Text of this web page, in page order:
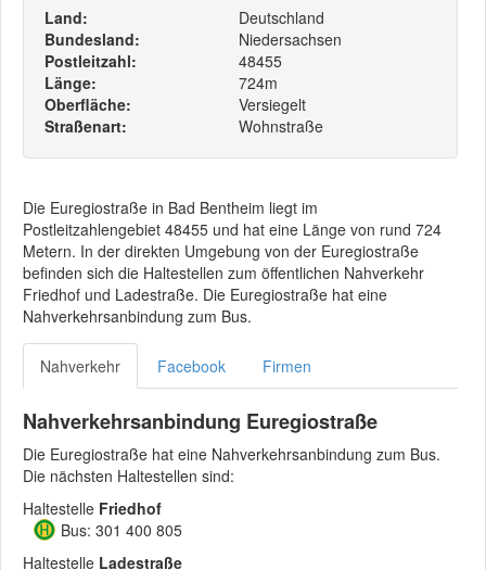
Land:
Deutschland
Bundesland:
Niedersachsen
Postleitzahl:
48455
Länge:
724m
Oberfläche:
Versiegelt
Straßenart:
Wohnstraße
Die Euregiostraße in Bad Bentheim liegt im
Postleitzahlengebiet 48455 und hat eine Länge von rund 724
Metern. In der direkten Umgebung von der Euregiostraße
befinden sich die Haltestellen zum öffentlichen Nahverkehr
Friedhof und Ladestraße. Die Euregiostraße hat eine
Nahverkehrsanbindung zum Bus.
Nahverkehr Facebook Firmen
Nahverkehrsanbindung Euregiostraße
Die Euregiostraße hat eine Nahverkehrsanbindung zum Bus.
Die nächsten Haltestellen sind:
Haltestelle Friedhof
Bus: 301 400 805
Haltestelle Ladestraße